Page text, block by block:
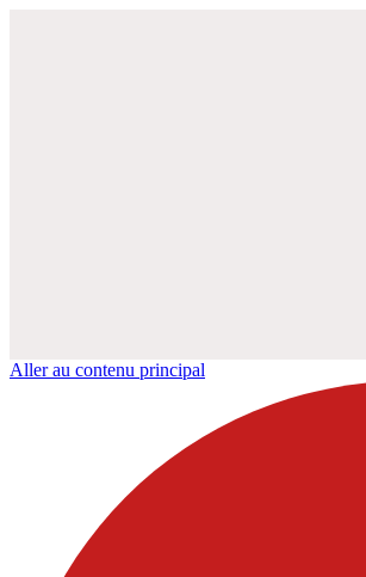
Aller au contenu principal